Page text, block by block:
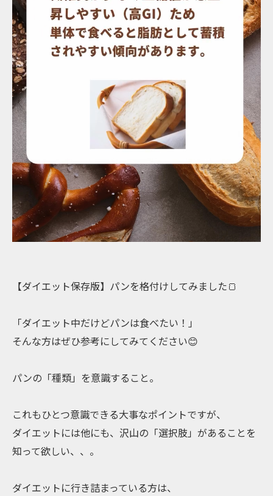
【ダイエット保存版】パンを格付けしてみました🍞
「ダイエット中だけどパンは食べたい！」
そんな方はぜひ参考にしてみてください😊
パンの「種類」を意識すること。
これもひとつ意識できる大事なポイントですが、
ダイエットには他にも、沢山の「選択肢」があることを
知って欲しい、、。
ダイエットに行き詰まっている方は、